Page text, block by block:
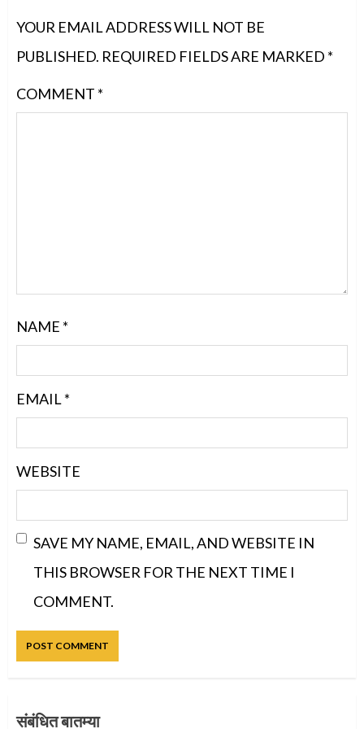
YOUR EMAIL ADDRESS WILL NOT BE
PUBLISHED. REQUIRED FIELDS ARE MARKED *
COMMENT *
NAME *
EMAIL*
WEBSITE
SAVE MY NAME, EMAIL, AND WEBSITE IN
THIS BROWSER FOR THE NEXT TIME I
COMMENT.
संबंधित बातम्या